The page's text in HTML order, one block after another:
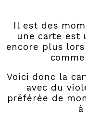
Il est des
une carte est
encore plus
Voici donc la
avec du
préférée de